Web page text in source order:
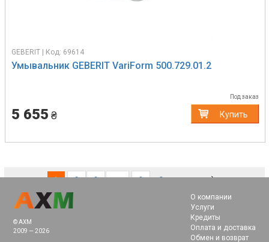
GEBERIT | Код: 69614
Умывальник GEBERIT VariForm 500.729.01.2
Под заказ
5 655 ₴ Купить
1(current)
2 3 … 8 Следующая
© AXM
2009 — 2026
О компании
Услуги
Кредиты
Оплата и доставка
Обмен и возврат